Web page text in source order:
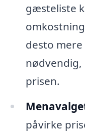
gæsteliste
desto
prisen.
påvirke